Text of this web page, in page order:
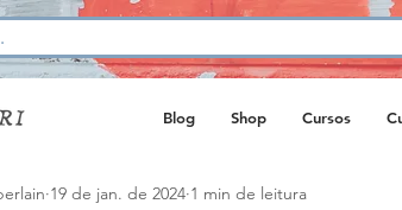
Blog Shop Cursos
19 de jan. de 2024 1 min de leitura